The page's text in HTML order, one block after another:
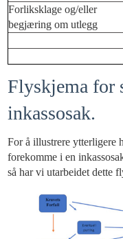
Forliksklage og/eller
begjæring om utlegg
Flyskjema for
inkassosak.
For å illustrere ytterligere
forekomme i en
så har vi utarbeidet dette